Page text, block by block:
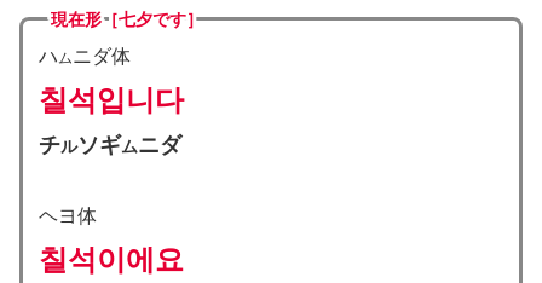
現在形［七夕です］
ハムニダ体
칠석 입니다
チルソギムニダ
ヘヨ体
칠석 이에요